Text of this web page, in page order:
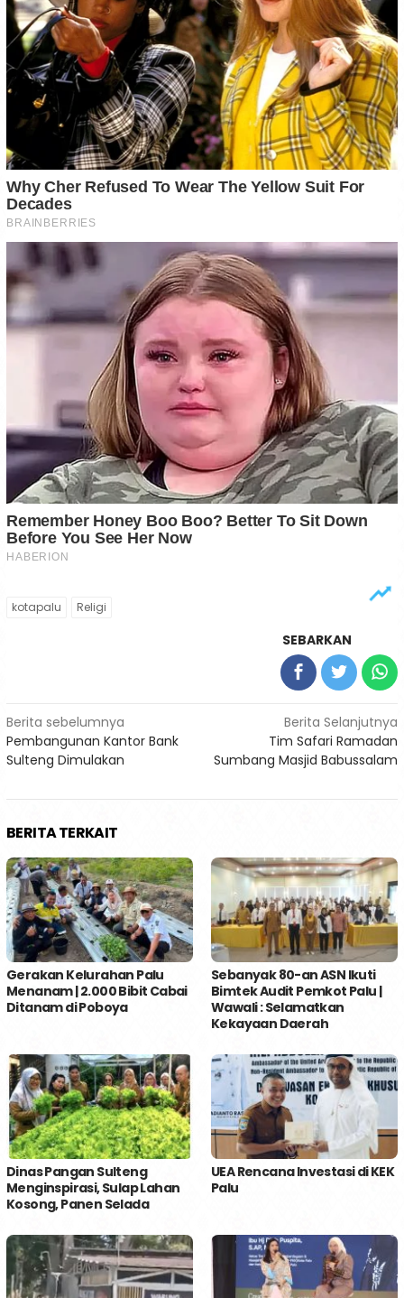
kotapalu Religi
SEBARKAN
Navigasi
pos
Berita sebelumnya
Pembangunan Kantor Bank
Sulteng Dimulakan
Berita Selanjutnya
Tim Safari Ramadan
Sumbang Masjid Babussalam
BERITA TERKAIT
Gerakan Kelurahan Palu
Menanam | 2.000 Bibit Cabai
Ditanam di Poboya
Sebanyak 80-an ASN Ikuti
Bimtek Audit Pemkot Palu |
Wawali : Selamatkan
Kekayaan Daerah
Dinas Pangan Sulteng
Menginspirasi, Sulap Lahan
Kosong, Panen Selada
UEA Rencana Investasi di KEK
Palu